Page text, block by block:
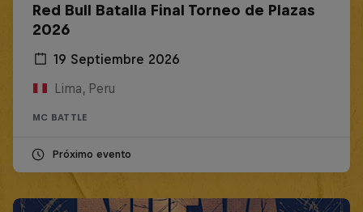
Red Bull Batalla Final Torneo de Plazas
2026
19 Septiembre 2026
Lima, Peru
MC BATTLE
Próximo evento